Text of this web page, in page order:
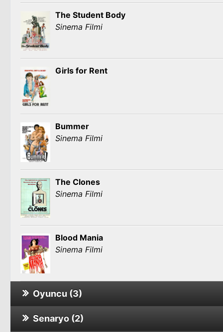
The Student Body
Sinema Filmi
Girls for Rent
Bummer
Sinema Filmi
The Clones
Sinema Filmi
Blood Mania
Sinema Filmi
Oyuncu (3)
Görünmez Adam
Senaryo (2)